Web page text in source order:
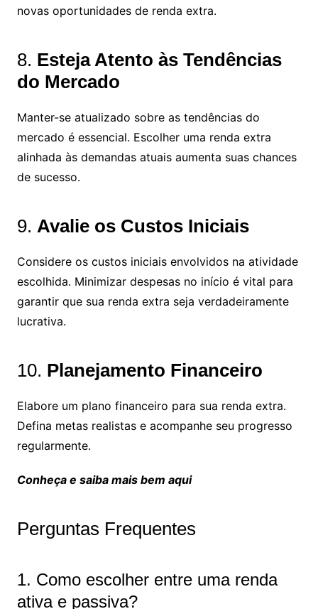
novas oportunidades de renda extra.
8. Esteja Atento às Tendências
do Mercado
Manter-se atualizado sobre as tendências do
mercado é essencial. Escolher uma renda extra
alinhada às demandas atuais aumenta suas chances
de sucesso.
9. Avalie os Custos Iniciais
Considere os custos iniciais envolvidos na atividade
escolhida. Minimizar despesas no início é vital para
garantir que sua renda extra seja verdadeiramente
lucrativa.
10. Planejamento Financeiro
Elabore um plano financeiro para sua renda extra.
Defina metas realistas e acompanhe seu progresso
regularmente.
Conheça e saiba mais bem aqui
Perguntas Frequentes
1. Como escolher entre uma renda
ativa e passiva?